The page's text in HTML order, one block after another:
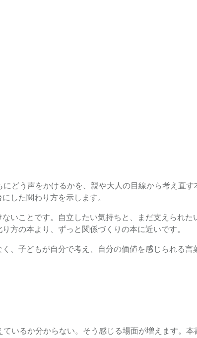
どう声をかけるかを、親や大人の目線から考え直
した関わり方を示します。
いことです。自立したい気持ちと、まだ支えられ
方の本より、ずっと関係づくりの本に近いです。
、子どもが自分で考え、自分の価値を感じられる
いるか分からない。そう感じる場面が増えます。